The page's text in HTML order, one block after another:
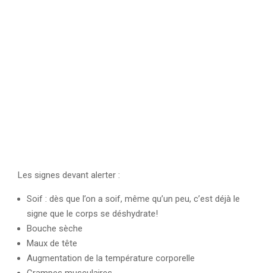
Les signes devant alerter :
Soif : dès que l’on a soif, même qu’un peu, c’est déjà le
signe que le corps se déshydrate!
Bouche sèche
Maux de tête
Augmentation de la température corporelle